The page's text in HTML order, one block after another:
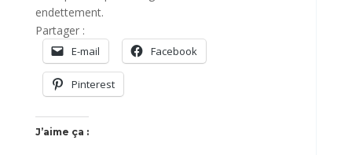
endettement.
Partager :
E-mail Facebook
Pinterest
J’aime ça :